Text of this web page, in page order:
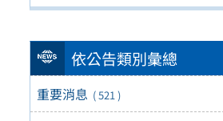
依公告類別彙總
重要消息 ( 521 )